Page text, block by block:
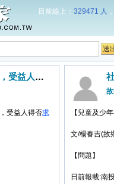
目前線上： 329471 人
使用執照或建築執照被撤銷，受益人得否求償？
，受益人得否求
【兒童及少
文/楊春吉(故
【問題】
日前報載:南